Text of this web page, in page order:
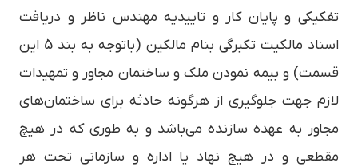
تفکیکی و پایان کار و تاییدیه مهندس ناظر و دریافت
اسناد مالکیت تکبرگی بنام مالکین (باتوجه به بند 5 این
قسمت) و بیمه نمودن ملک و ساختمان مجاور و تمهیدات
لازم جهت جلوگیری از هرگونه حادثه برای ساختمان‌های
مجاور به عهده سازنده می‌باشد و به طوری که در هیچ
مقطعی و در هیچ نهاد یا اداره و سازمانی تحت هر